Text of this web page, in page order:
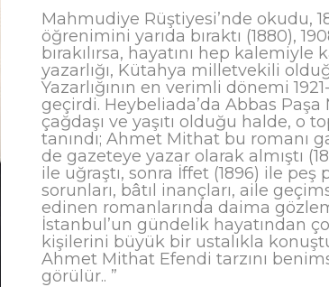
Mahmudiye Rüştiyesi’nde okudu,
öğrenimini yarıda bıraktı (1880),
bırakılırsa, hayatını hep
yazarlığı, Kütahya milletvekili
Yazarlığının en verimli dönemi
geçirdi. Heybeliada’da Abbas
çağdaşı ve yaşıtı olduğu halde, o
tanındı; Ahmet Mithat bu romanı
de gazeteye yazar olarak almıştı
ile uğraştı, sonra İffet (1896) ile
sorunları, bâtıl inançları, aile
edinen romanlarında daima
İstanbul’un gündelik hayatından
kişilerini büyük bir ustalıkla
Ahmet Mithat Efendi tarzını
görülür.. ”